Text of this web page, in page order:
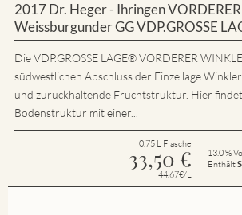
2017 Dr. Heger - Ihringen
Weissburgunder GG VDP.GROSSE
Die VDP.GROSSE LAGE® VORDERER
südwestlichen Abschluss der Einzellage
und zurückhaltende Fruchtstruktur. Hier
Bodenstruktur mit einer...
0.75 L Flasche
33,50 €
44.67€/L
13.0 %
Enthält